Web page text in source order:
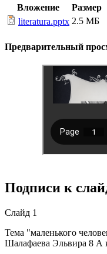
Вложение
Размер
literatura.pptx 2.5 МБ
Предварительный
Подписи к
Слайд 1
Тема "маленького
Шалафаева Эльвира 8 А